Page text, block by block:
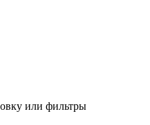
или фильтры